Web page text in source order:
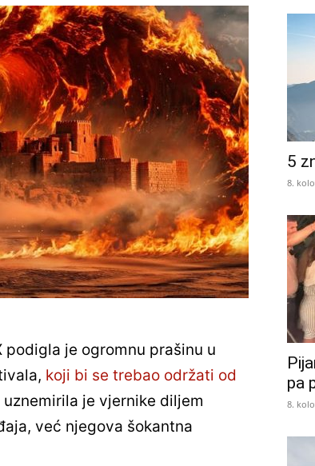
je ogromnu prašinu u
koji bi se trebao održati od
uznemirila je vjernike diljem
već njegova šokantna
5
8.
pa
8.